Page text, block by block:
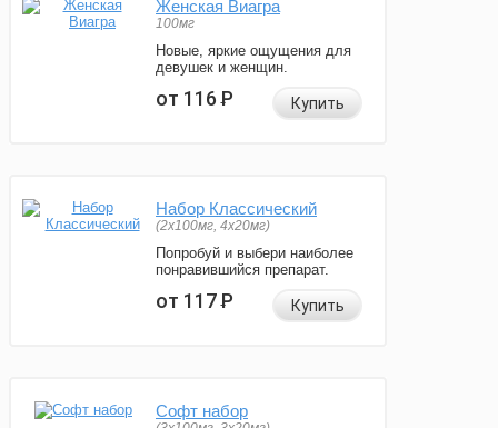
Женская Виагра
100мг
Новые, яркие ощущения для
девушек и женщин.
от 116Р Купить
Набор Классический
(2x100мг, 4x20мг)
Попробуй и выбери наиболее
понравившийся препарат.
от 117Р Купить
Софт набор